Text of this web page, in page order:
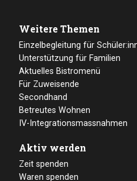
Weitere Themen
Einzelbegleitung für
Unterstützung für Familien
Aktuelles Bistromenü
Für Zuweisende
Secondhand
Betreutes Wohnen
IV-Integrationsmassnahmen
Aktiv werden
Zeit spenden
Waren spenden